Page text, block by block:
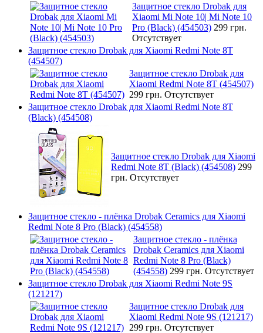
Защитное стекло Drobak для
Xiaomi Mi Note 10| Mi Note 10
Pro (Black) (454503) 299 грн.
Отсутствует
Защитное стекло Drobak для Xiaomi Redmi Note 8T
(454507)
Защитное стекло Drobak для
Xiaomi Redmi Note 8T (454507)
299 грн. Отсутствует
Защитное стекло Drobak для Xiaomi Redmi Note 8T
(Black) (454508)
Защитное стекло Drobak для Xiaomi
Redmi Note 8T (Black) (454508) 299
грн. Отсутствует
Защитное стекло - плёнка Drobak Ceramics для Xiaomi
Redmi Note 8 Pro (Black) (454558)
Защитное стекло - плёнка
Drobak Ceramics для Xiaomi
Redmi Note 8 Pro (Black)
(454558) 299 грн. Отсутствует
Защитное стекло Drobak для Xiaomi Redmi Note 9S
(121217)
Защитное стекло Drobak для
Xiaomi Redmi Note 9S (121217)
299 грн. Отсутствует